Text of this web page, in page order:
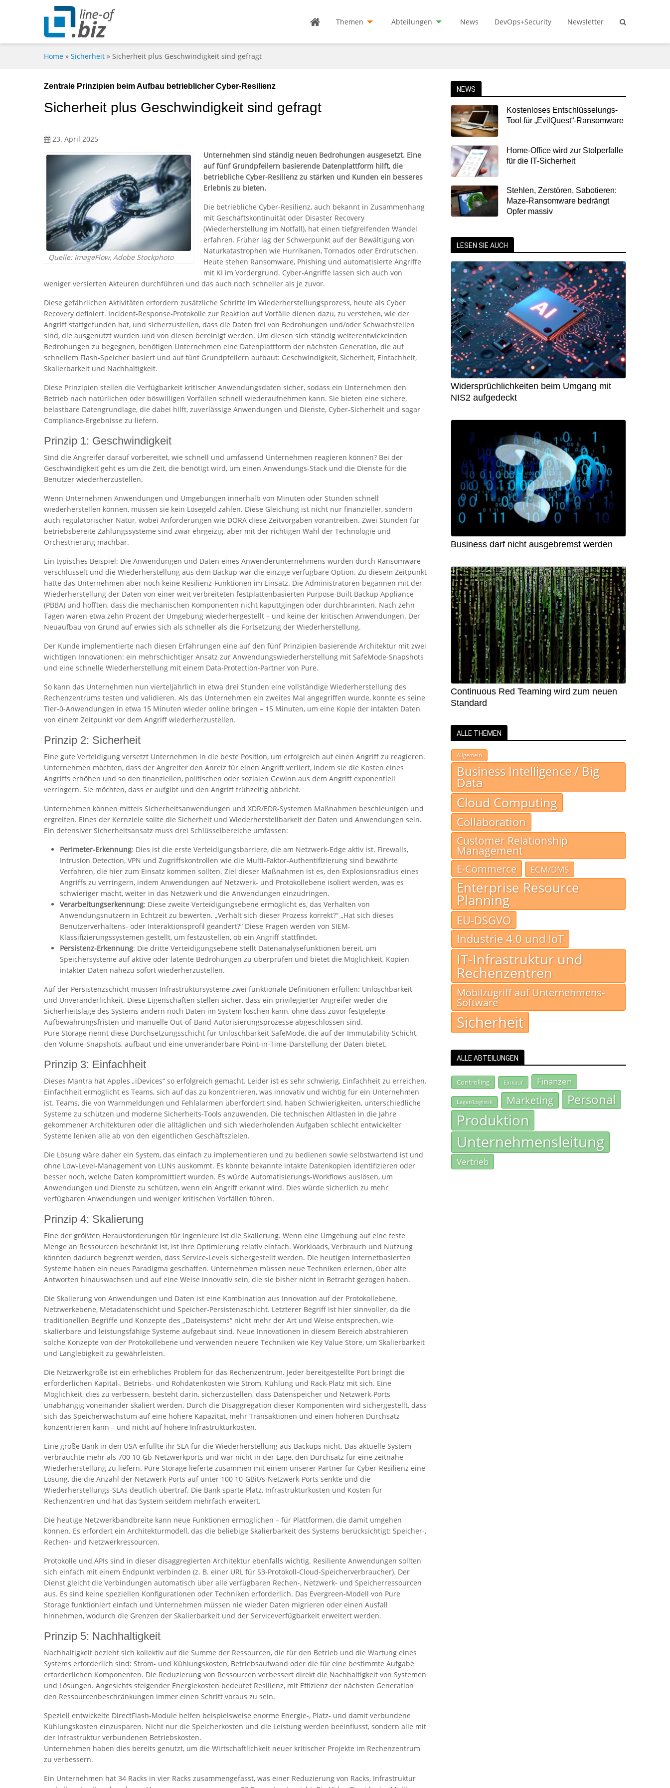
Themen Abteilungen News DevOps+Security Newsletter
Home » Sicherheit » Sicherheit plus Geschwindigkeit sind gefragt
Zentrale Prinzipien beim Aufbau betrieblicher Cyber-Resilienz
Sicherheit plus Geschwindigkeit sind gefragt
23. April 2025
Quelle: ImageFlow, Adobe Stockphoto
Unternehmen sind ständig neuen Bedrohungen ausgesetzt. Eine
auf fünf Grundpfeilern basierende Datenplattform hilft, die
betriebliche Cyber-Resilienz zu stärken und Kunden ein besseres
Erlebnis zu bieten.
Die betriebliche Cyber-Resilienz, auch bekannt in Zusammenhang
mit Geschäftskontinuität oder Disaster Recovery
(Wiederherstellung im Notfall), hat einen tiefgreifenden Wandel
erfahren. Früher lag der Schwerpunkt auf der Bewältigung von
Naturkatastrophen wie Hurrikanen, Tornados oder Erdrutschen.
Heute stehen Ransomware, Phishing und automatisierte Angriffe
mit KI im Vordergrund. Cyber-Angriffe lassen sich auch von
weniger versierten Akteuren durchführen und das auch noch schneller als je zuvor.
Diese gefährlichen Aktivitäten erfordern zusätzliche Schritte im Wiederherstellungsprozess, heute als Cyber
Recovery definiert. Incident-Response-Protokolle zur Reaktion auf Vorfälle dienen dazu, zu verstehen, wie der
Angriff stattgefunden hat, und sicherzustellen, dass die Daten frei von Bedrohungen und/oder Schwachstellen
sind, die ausgenutzt wurden und von diesen bereinigt werden. Um diesen sich ständig weiterentwickelnden
Bedrohungen zu begegnen, benötigen Unternehmen eine Datenplattform der nächsten Generation, die auf
schnellem Flash-Speicher basiert und auf fünf Grundpfeilern aufbaut: Geschwindigkeit, Sicherheit, Einfachheit,
Skalierbarkeit und Nachhaltigkeit.
Diese Prinzipien stellen die Verfügbarkeit kritischer Anwendungsdaten sicher, sodass ein Unternehmen den
Betrieb nach natürlichen oder böswilligen Vorfällen schnell wiederaufnehmen kann. Sie bieten eine sichere,
belastbare Datengrundlage, die dabei hilft, zuverlässige Anwendungen und Dienste, Cyber-Sicherheit und sogar
Compliance-Ergebnisse zu liefern.
Prinzip 1: Geschwindigkeit
Sind die Angreifer darauf vorbereitet, wie schnell und umfassend Unternehmen reagieren können? Bei der
Geschwindigkeit geht es um die Zeit, die benötigt wird, um einen Anwendungs-Stack und die Dienste für die
Benutzer wiederherzustellen.
Wenn Unternehmen Anwendungen und Umgebungen innerhalb von Minuten oder Stunden schnell
wiederherstellen können, müssen sie kein Lösegeld zahlen. Diese Gleichung ist nicht nur finanzieller, sondern
auch regulatorischer Natur, wobei Anforderungen wie DORA diese Zeitvorgaben vorantreiben. Zwei Stunden für
betriebsbereite Zahlungssysteme sind zwar ehrgeizig, aber mit der richtigen Wahl der Technologie und
Orchestrierung machbar.
Ein typisches Beispiel: Die Anwendungen und Daten eines Anwenderunternehmens wurden durch Ransomware
verschlüsselt und die Wiederherstellung aus dem Backup war die einzige verfügbare Option. Zu diesem Zeitpunkt
hatte das Unternehmen aber noch keine Resilienz-Funktionen im Einsatz. Die Administratoren begannen mit der
Wiederherstellung der Daten von einer weit verbreiteten festplattenbasierten Purpose-Built Backup Appliance
(PBBA) und hofften, dass die mechanischen Komponenten nicht kaputtgingen oder durchbrannten. Nach zehn
Tagen waren etwa zehn Prozent der Umgebung wiederhergestellt – und keine der kritischen Anwendungen. Der
Neuaufbau von Grund auf erwies sich als schneller als die Fortsetzung der Wiederherstellung.
Der Kunde implementierte nach diesen Erfahrungen eine auf den fünf Prinzipien basierende Architektur mit zwei
wichtigen Innovationen: ein mehrschichtiger Ansatz zur Anwendungswiederherstellung mit SafeMode-Snapshots
und eine schnelle Wiederherstellung mit einem Data-Protection-Partner von Pure.
So kann das Unternehmen nun vierteljährlich in etwa drei Stunden eine vollständige Wiederherstellung des
Rechenzentrums testen und validieren. Als das Unternehmen ein zweites Mal angegriffen wurde, konnte es seine
Tier-0-Anwendungen in etwa 15 Minuten wieder online bringen – 15 Minuten, um eine Kopie der intakten Daten
von einem Zeitpunkt vor dem Angriff wiederherzustellen.
Prinzip 2: Sicherheit
Eine gute Verteidigung versetzt Unternehmen in die beste Position, um erfolgreich auf einen Angriff zu reagieren.
Unternehmen möchten, dass der Angreifer den Anreiz für einen Angriff verliert, indem sie die Kosten eines
Angriffs erhöhen und so den finanziellen, politischen oder sozialen Gewinn aus dem Angriff exponentiell
verringern. Sie möchten, dass er aufgibt und den Angriff frühzeitig abbricht.
Unternehmen können mittels Sicherheitsanwendungen und XDR/EDR-Systemen Maßnahmen beschleunigen und
ergreifen. Eines der Kernziele sollte die Sicherheit und Wiederherstellbarkeit der Daten und Anwendungen sein.
Ein defensiver Sicherheitsansatz muss drei Schlüsselbereiche umfassen:
Perimeter-Erkennung: Dies ist die erste Verteidigungsbarriere, die am Netzwerk-Edge aktiv ist. Firewalls,
Intrusion Detection, VPN und Zugriffskontrollen wie die Multi-Faktor-Authentifizierung sind bewährte
Verfahren, die hier zum Einsatz kommen sollten. Ziel dieser Maßnahmen ist es, den Explosionsradius eines
Angriffs zu verringern, indem Anwendungen auf Netzwerk- und Protokollebene isoliert werden, was es
schwieriger macht, weiter in das Netzwerk und die Anwendungen einzudringen.
Verarbeitungserkennung: Diese zweite Verteidigungsebene ermöglicht es, das Verhalten von
Anwendungsnutzern in Echtzeit zu bewerten. „Verhält sich dieser Prozess korrekt?“ „Hat sich dieses
Benutzerverhaltens- oder Interaktionsprofil geändert?“ Diese Fragen werden von SIEM-
Klassifizierungssystemen gestellt, um festzustellen, ob ein Angriff stattfindet.
Persistenz-Erkennung: Die dritte Verteidigungsebene stellt Datenanalysefunktionen bereit, um
Speichersysteme auf aktive oder latente Bedrohungen zu überprüfen und bietet die Möglichkeit, Kopien
intakter Daten nahezu sofort wiederherzustellen.
Auf der Persistenzschicht müssen Infrastruktursysteme zwei funktionale Definitionen erfüllen: Unlöschbarkeit
und Unveränderlichkeit. Diese Eigenschaften stellen sicher, dass ein privilegierter Angreifer weder die
Sicherheitslage des Systems ändern noch Daten im System löschen kann, ohne dass zuvor festgelegte
Aufbewahrungsfristen und manuelle Out-of-Band-Autorisierungsprozesse abgeschlossen sind.
Pure Storage nennt diese Durchsetzungsschicht für Unlöschbarkeit SafeMode, die auf der Immutability-Schicht,
den Volume-Snapshots, aufbaut und eine unveränderbare Point-in-Time-Darstellung der Daten bietet.
Prinzip 3: Einfachheit
Dieses Mantra hat Apples „iDevices“ so erfolgreich gemacht. Leider ist es sehr schwierig, Einfachheit zu erreichen.
Einfachheit ermöglicht es Teams, sich auf das zu konzentrieren, was innovativ und wichtig für ein Unternehmen
ist. Teams, die von Warnmeldungen und Fehlalarmen überfordert sind, haben Schwierigkeiten, unterschiedliche
Systeme zu schützen und moderne Sicherheits-Tools anzuwenden. Die technischen Altlasten in die Jahre
gekommener Architekturen oder die alltäglichen und sich wiederholenden Aufgaben schlecht entwickelter
Systeme lenken alle ab von den eigentlichen Geschäftszielen.
Die Lösung wäre daher ein System, das einfach zu implementieren und zu bedienen sowie selbstwartend ist und
ohne Low-Level-Management von LUNs auskommt. Es könnte bekannte intakte Datenkopien identifizieren oder
besser noch, welche Daten kompromittiert wurden. Es würde Automatisierungs-Workflows auslösen, um
Anwendungen und Dienste zu schützen, wenn ein Angriff erkannt wird. Dies würde sicherlich zu mehr
verfügbaren Anwendungen und weniger kritischen Vorfällen führen.
Prinzip 4: Skalierung
Eine der größten Herausforderungen für Ingenieure ist die Skalierung. Wenn eine Umgebung auf eine feste
Menge an Ressourcen beschränkt ist, ist ihre Optimierung relativ einfach. Workloads, Verbrauch und Nutzung
könnten dadurch begrenzt werden, dass Service-Levels sichergestellt werden. Die heutigen internetbasierten
Systeme haben ein neues Paradigma geschaffen. Unternehmen müssen neue Techniken erlernen, über alte
Antworten hinauswachsen und auf eine Weise innovativ sein, die sie bisher nicht in Betracht gezogen haben.
Die Skalierung von Anwendungen und Daten ist eine Kombination aus Innovation auf der Protokollebene,
Netzwerkebene, Metadatenschicht und Speicher-Persistenzschicht. Letzterer Begriff ist hier sinnvoller, da die
traditionellen Begriffe und Konzepte des „Dateisystems“ nicht mehr der Art und Weise entsprechen, wie
skalierbare und leistungsfähige Systeme aufgebaut sind. Neue Innovationen in diesem Bereich abstrahieren
solche Konzepte von der Protokollebene und verwenden neuere Techniken wie Key Value Store, um Skalierbarkeit
und Langlebigkeit zu gewährleisten.
Die Netzwerkgröße ist ein erhebliches Problem für das Rechenzentrum. Jeder bereitgestellte Port bringt die
erforderlichen Kapital-, Betriebs- und Rohdatenkosten wie Strom, Kühlung und Rack-Platz mit sich. Eine
Möglichkeit, dies zu verbessern, besteht darin, sicherzustellen, dass Datenspeicher und Netzwerk-Ports
unabhängig voneinander skaliert werden. Durch die Disaggregation dieser Komponenten wird sichergestellt, dass
sich das Speicherwachstum auf eine höhere Kapazität, mehr Transaktionen und einen höheren Durchsatz
konzentrieren kann – und nicht auf höhere Infrastrukturkosten.
Eine große Bank in den USA erfüllte ihr SLA für die Wiederherstellung aus Backups nicht. Das aktuelle System
verbrauchte mehr als 700 10-Gb-Netzwerkports und war nicht in der Lage, den Durchsatz für eine zeitnahe
Wiederherstellung zu liefern. Pure Storage lieferte zusammen mit einem unserer Partner für Cyber-Resilienz eine
Lösung, die die Anzahl der Netzwerk-Ports auf unter 100 10-GBit/s-Netzwerk-Ports senkte und die
Wiederherstellungs-SLAs deutlich übertraf. Die Bank sparte Platz, Infrastrukturkosten und Kosten für
Rechenzentren und hat das System seitdem mehrfach erweitert.
Die heutige Netzwerkbandbreite kann neue Funktionen ermöglichen – für Plattformen, die damit umgehen
können. Es erfordert ein Architekturmodell, das die beliebige Skalierbarkeit des Systems berücksichtigt: Speicher-,
Rechen- und Netzwerkressourcen.
Protokolle und APIs sind in dieser disaggregierten Architektur ebenfalls wichtig. Resiliente Anwendungen sollten
sich einfach mit einem Endpunkt verbinden (z. B. einer URL für S3-Protokoll-Cloud-Speicherverbraucher). Der
Dienst gleicht die Verbindungen automatisch über alle verfügbaren Rechen-, Netzwerk- und Speicherressourcen
aus. Es sind keine speziellen Konfigurationen oder Techniken erforderlich. Das Evergreen-Modell von Pure
Storage funktioniert einfach und Unternehmen müssen nie wieder Daten migrieren oder einen Ausfall
hinnehmen, wodurch die Grenzen der Skalierbarkeit und der Serviceverfügbarkeit erweitert werden.
Prinzip 5: Nachhaltigkeit
Nachhaltigkeit bezieht sich kollektiv auf die Summe der Ressourcen, die für den Betrieb und die Wartung eines
Systems erforderlich sind: Strom- und Kühlungskosten, Betriebsaufwand oder die für eine bestimmte Aufgabe
erforderlichen Komponenten. Die Reduzierung von Ressourcen verbessert direkt die Nachhaltigkeit von Systemen
und Lösungen. Angesichts steigender Energiekosten bedeutet Resilienz, mit Effizienz der nächsten Generation
den Ressourcenbeschränkungen immer einen Schritt voraus zu sein.
Speziell entwickelte DirectFlash-Module helfen beispielsweise enorme Energie-, Platz- und damit verbundene
Kühlungskosten einzusparen. Nicht nur die Speicherkosten und die Leistung werden beeinflusst, sondern alle mit
der Infrastruktur verbundenen Betriebskosten.
Unternehmen haben dies bereits genutzt, um die Wirtschaftlichkeit neuer kritischer Projekte im Rechenzentrum
zu verbessern.
Ein Unternehmen hat 34 Racks in vier Racks zusammengefasst, was einer Reduzierung von Racks, Infrastruktur
NEWS
Kostenloses Entschlüsselungs-
Tool für „EvilQuest“-Ransomware
Home-Office wird zur Stolperfalle
für die IT-Sicherheit
Stehlen, Zerstören, Sabotieren:
Maze-Ransomware bedrängt
Opfer massiv
LESEN SIE AUCH
Widersprüchlichkeiten beim Umgang mit
NIS2 aufgedeckt
Business darf nicht ausgebremst werden
Continuous Red Teaming wird zum neuen
Standard
ALLE THEMEN
Allgemein
Business Intelligence / Big
Data
Cloud Computing
Collaboration
Customer Relationship
Management
E-Commerce
ECM/DMS
Enterprise Resource
Planning
EU-DSGVO
Industrie 4.0 und IoT
IT-Infrastruktur und
Rechenzentren
Mobilzugriff auf Unternehmens-
Software
Sicherheit
ALLE ABTEILUNGEN
Controlling Einkauf Finanzen
Lager/Logistik Marketing Personal
Produktion
Unternehmensleitung
Vertrieb